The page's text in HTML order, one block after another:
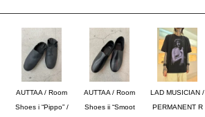
AUTTAA / Room
Shoes i “Pippo” /
AUTTAA / Room
Shoes ii “Smoot
LAD MUSICIAN /
PERMANENT R